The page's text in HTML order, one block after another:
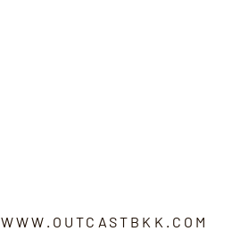
WWW.OUTCASTBKK.COM